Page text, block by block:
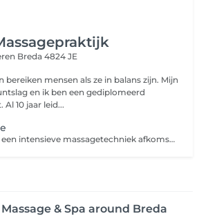
Breda 4824 JE
bereiken mensen als ze in balans zijn. Mijn
en ik ben een gediplomeerd
massagetherapeut. Al 10 jaar leid...
Madero therapie is een intensieve massagetechniek afkomstig uit Colombia, waarbij gebruik wordt gemaakt van speciaal gevormde houten instrumenten. Deze therapie stimuleert de lymfedrainage, bevordert de afvoer van afvalstoffen en verbetert de bloedcirculatie.
& Spa around Breda